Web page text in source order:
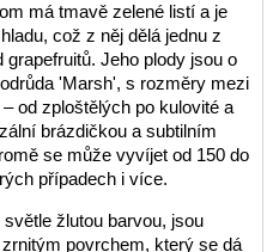
má tmavě zelené listí a je
což z něj dělá jednu z
Jeho plody jsou o
'Marsh', s rozměry mezi
od zploštělých po kulovité a
brázdičkou a subtilním
se může vyvíjet od 150 do
případech i více.
žlutou barvou, jsou
povrchem, který se dá